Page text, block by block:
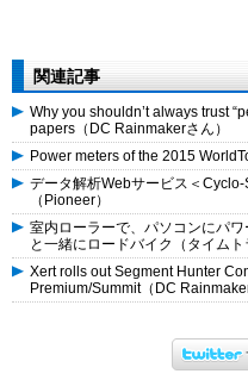
関連記事
Why you shouldn’t always trust
papers（DC Rainmakerさん）
Power meters of the 2015
データ解析Webサービス＜Cyclo-
（Pioneer）
室内ローラーで、パソコンにパ
と一緒にロードバイク（タイムト
Xert rolls out Segment Hunter
Premium/Summit（DC Rainmaker